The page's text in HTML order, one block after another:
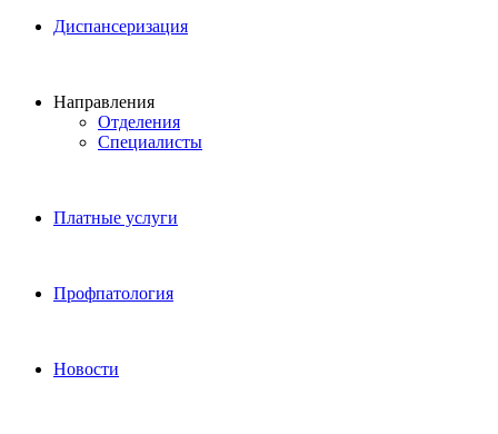
Диспансеризация
Направления
Отделения
Специалисты
Платные услуги
Профпатология
Новости